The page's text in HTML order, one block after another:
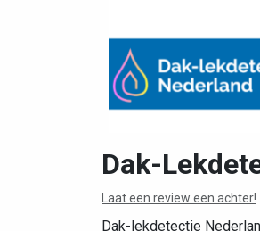
Dak-
Laat een review een achter!
Dak-lekdetectie